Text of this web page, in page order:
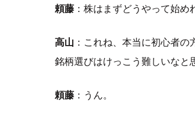
頼藤：株はまずどうやって始め
高山 ：これね、本当に初心者
銘柄選びはけっこう難しいなと
頼藤：うん。